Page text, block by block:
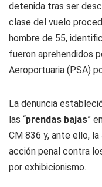
detenida tras ser
clase del vuelo
hombre de 55,
fueron aprehendidos
Aeroportuaria (PSA)
La denuncia
las “prendas bajas”
CM 836 y, ante ello,
acción penal contra
por exhibicionismo.